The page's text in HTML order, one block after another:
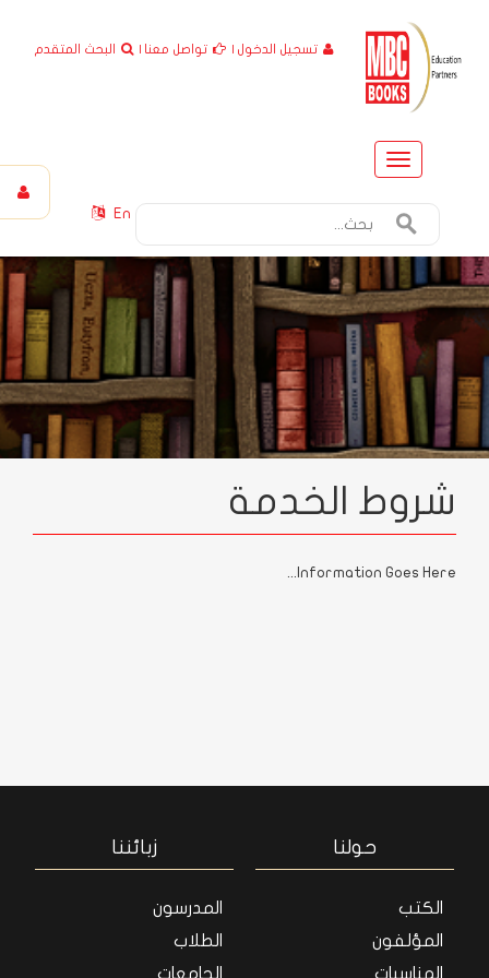
| البحث المتقدم | تواصل معنا تسجيل الدخول
Toggle
navigation
En
شروط الخدمة
Information Goes Here...
حولنا
الكتب
المؤلفون
المناسبات
زبائننا
المدرسون
الطلاب
الجامعات